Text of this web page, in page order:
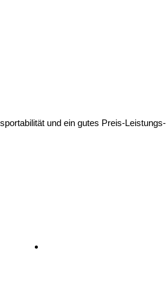
und ein gutes Preis-Leistungs-